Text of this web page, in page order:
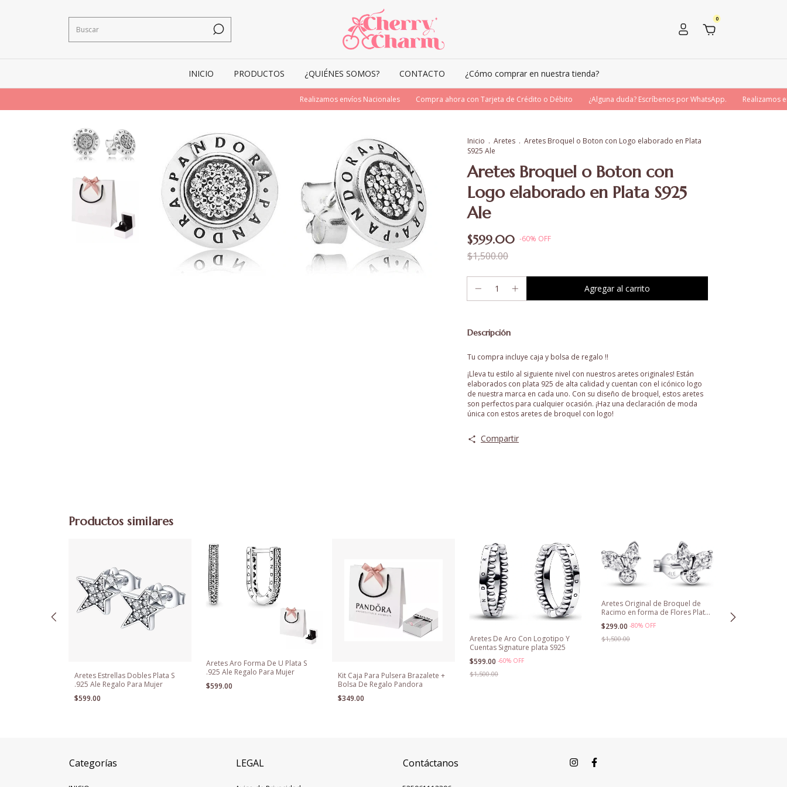
0
INICIO PRODUCTOS ¿QUIÉNES SOMOS? CONTACTO ¿Cómo comprar en nuestra tienda?
Realizamos envíos Nacionales Compra ahora con Tarjeta de Crédito o Débito ¿Alguna duda? Escríbenos por WhatsApp. Realizamos
Inicio . Aretes . Aretes Broquel o Boton con Logo elaborado en Plata
S925 Ale
Aretes Broquel o Boton con
Logo elaborado en Plata S925
Ale
$599.00 -60% OFF
$1,500.00
Descripción
Tu compra incluye caja y bolsa de regalo !!
¡Lleva tu estilo al siguiente nivel con nuestros aretes originales! Están
elaborados con plata 925 de alta calidad y cuentan con el icónico logo
de nuestra marca en cada uno. Con su diseño de broquel, estos aretes
son perfectos para cualquier ocasión. ¡Haz una declaración de moda
única con estos aretes de broquel con logo!
Compartir
Productos similares
Aretes Estrellas Dobles Plata S
.925 Ale Regalo Para Mujer
$599.00
Aretes Aro Forma De U Plata S
.925 Ale Regalo Para Mujer
$599.00
Kit Caja Para Pulsera Brazalete +
Bolsa De Regalo Pandora
$349.00
Aretes De Aro Con Logotipo Y
Cuentas Signature plata S925
$599.00 -60% OFF
$1,500.00
Aretes Original de Broquel de
Racimo en forma de Flores Plata
S925 Ale
$299.00 -80% OFF
$1,500.00
Categorías LEGAL Contáctanos